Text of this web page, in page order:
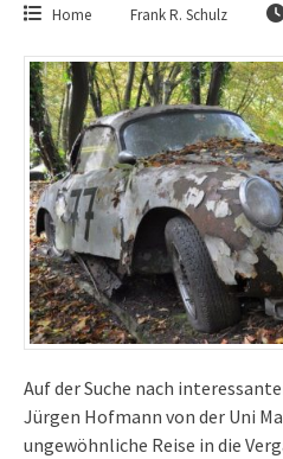
Home Frank R. Schulz
Auf der Suche nach
Jürgen Hofmann von der Uni
ungewöhnliche Reise in die